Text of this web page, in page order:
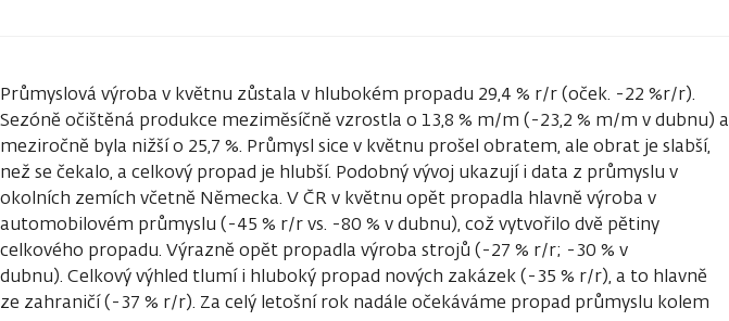
Průmyslová výroba v květnu zůstala v hlubokém propadu 29,4 % r/r (oček. -22 %r/r).
Sezóně očištěná produkce meziměsíčně vzrostla o 13,8 % m/m (-23,2 % m/m v dubnu) a
meziročně byla nižší o 25,7 %. Průmysl sice v květnu prošel obratem, ale obrat je slabší,
než se čekalo, a celkový propad je hlubší. Podobný vývoj ukazují i data z průmyslu v
okolních zemích včetně Německa. V ČR v květnu opět propadla hlavně výroba v
automobilovém průmyslu (-45 % r/r vs. -80 % v dubnu), což vytvořilo dvě pětiny
celkového propadu. Výrazně opět propadla výroba strojů (-27 % r/r; -30 % v
dubnu). Celkový výhled tlumí i hluboký propad nových zakázek (-35 % r/r), a to hlavně
ze zahraničí (-37 % r/r). Za celý letošní rok nadále očekáváme propad průmyslu kolem